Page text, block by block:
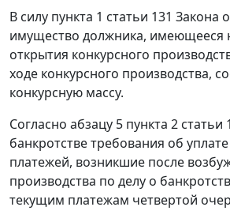
В силу пункта 1 статьи 131 Закона
имущество должника, имеющееся
открытия конкурсного
ходе конкурсного производства,
конкурсную массу.
Согласно абзацу 5 пункта 2 статьи
банкротстве требования об
платежей, возникшие после
производства по делу о
текущим платежам четвертой